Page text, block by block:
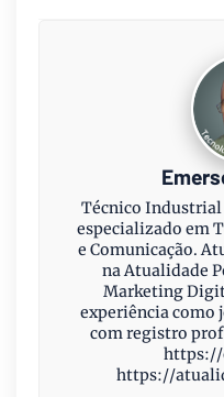
Técnico Industrial
especializado em
e Comunicação.
na Atualidade
Marketing
experiência como
com registro
https://
https://